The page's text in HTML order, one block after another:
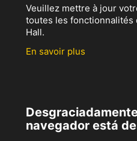
Veuillez mettre à jour
toutes les fonctionnalités
Hall.
En savoir plus
navegador está